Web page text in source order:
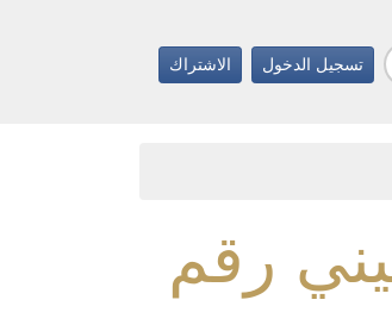
تسجيل الدخول الاشتراك
رقم